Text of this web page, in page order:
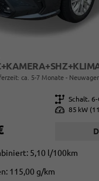
ca. 5-7 Monate
Getriebe Schalt. 6-
Leistung 85 kW
5,10 l/100km
115,00 g/km